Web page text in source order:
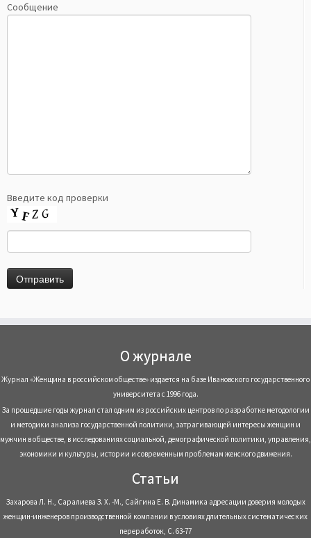
Сообщение
Введите код проверки
О журнале
Журнал «Женщина в российском обществе» издается на базе Ивановского государственного
университета с 1996 года.
За прошедшие годы журнал стал одним из российских центров по разработке методологии
и методики анализа государственной политики, затрагивающей интересы женщин и
мужчин в обществе, в исследованиях социальной, демографической политики, управления,
экономики и культуры, истории и современным проблемам женского движения.
Статьи
Захарова Л. Н., Саралиева З. Х. -М., Сайгина Е. В. Динамика адресации доверия молодых
женщин-инженеров производственной компании в условиях длительных систематических
переработок, С. 63-77